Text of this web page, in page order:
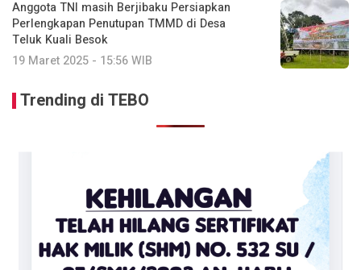
Anggota TNI masih Berjibaku Persiapkan
Perlengkapan Penutupan TMMD di Desa
Teluk Kuali Besok
19 Maret 2025 - 15:56 WIB
Trending di TEBO